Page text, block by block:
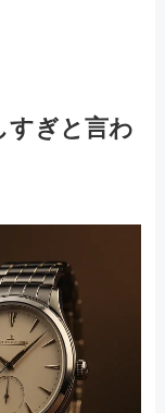
すぎと言わ